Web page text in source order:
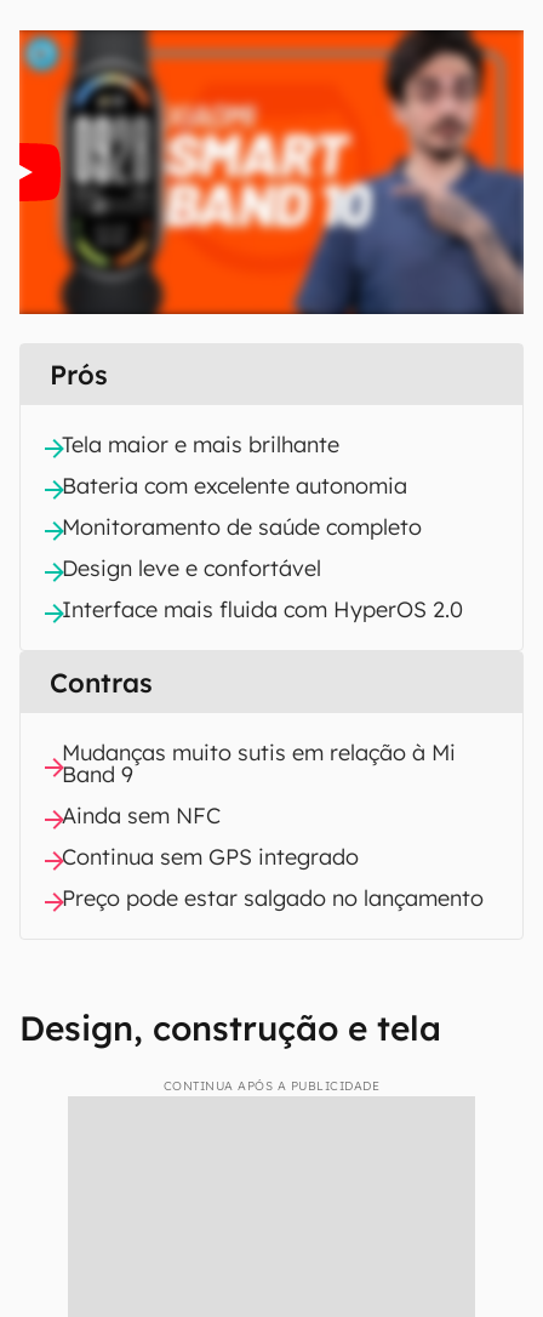
Prós
Tela maior e mais brilhante
Bateria com excelente autonomia
Monitoramento de saúde completo
Design leve e confortável
Interface mais fluida com HyperOS 2.0
Contras
Mudanças muito sutis em relação à Mi
Band 9
Ainda sem NFC
Continua sem GPS integrado
Preço pode estar salgado no lançamento
Design, construção e tela
CONTINUA APÓS A PUBLICIDADE